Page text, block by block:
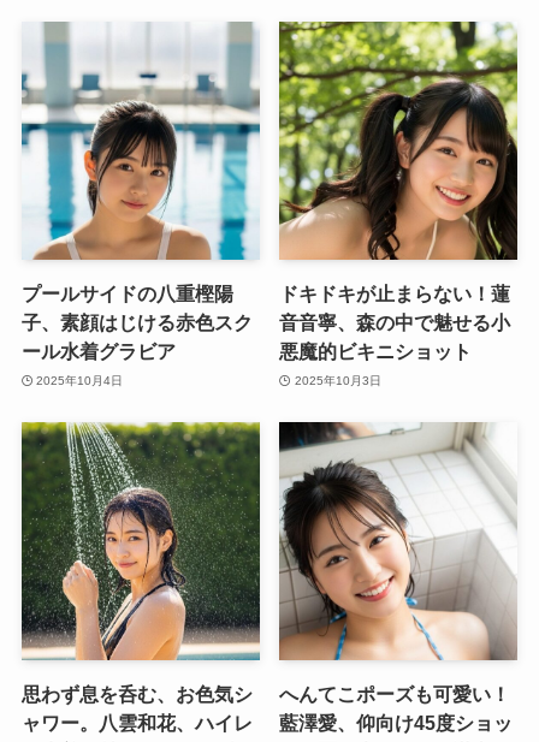
プールサイドの八重樫陽
子、素顔はじける赤色スク
ール水着グラビア
2025年10月4日
ドキドキが止まらない！蓮
音音寧、森の中で魅せる小
悪魔的ビキニショット
2025年10月3日
思わず息を呑む、お色気シ
ャワー。八雲和花、ハイレ
へんてこポーズも可愛い！
藍澤愛、仰向け45度ショッ